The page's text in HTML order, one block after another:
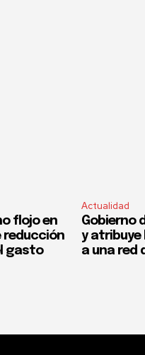
flojo en
reducción
gasto
Actualidad
Gobierno
y atribuye
a una red